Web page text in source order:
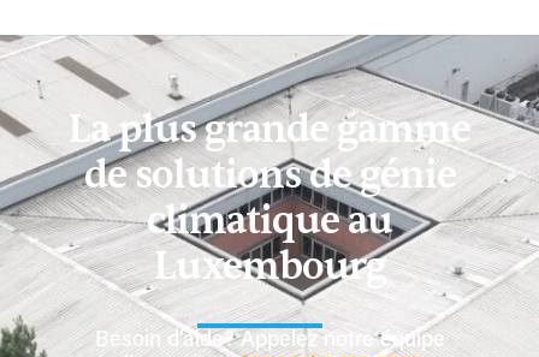
La plus grande gamme
de solutions de génie
climatique au
Luxembourg
Besoin d’aide? Appelez notre équipe